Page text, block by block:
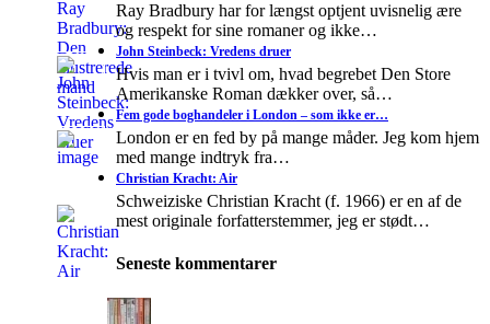
Ray Bradbury har for længst optjent uvisnelig ære
og respekt for sine romaner og ikke…
John Steinbeck: Vredens druer
Hvis man er i tvivl om, hvad begrebet Den Store
Amerikanske Roman dækker over, så…
Fem gode boghandeler i London – som ikke er…
London er en fed by på mange måder. Jeg kom hjem
med mange indtryk fra…
Christian Kracht: Air
Schweiziske Christian Kracht (f. 1966) er en af de
mest originale forfatterstemmer, jeg er stødt…
Seneste kommentarer